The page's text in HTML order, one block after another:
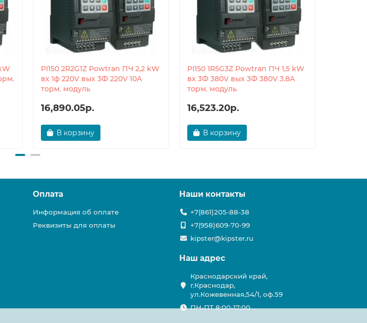
PI150 2R2G1Z Powtran ПЧ 2,2 kW
вх 1ф 220V вых 3Ф 220V 10A
торм. модуль
16,890.05р.
В корзину
PI150 1R5G3Z Powtran ПЧ 1,5 kW
вх 3Ф 380V вых 3Ф 380V 3.8A
торм. модуль
16,523.20р.
В корзину
Оплата
Информация об оплате
Реквизиты для оплаты
Наши контакты
+7(861)205-88-38
+7(958)609-70-99
kipster@kipster.ru
Наш адрес
Краснодарский край,
г.Краснодар,
ул.Кожевенная,54/1, оф.59
ПН-ПТ 8:00-17:00